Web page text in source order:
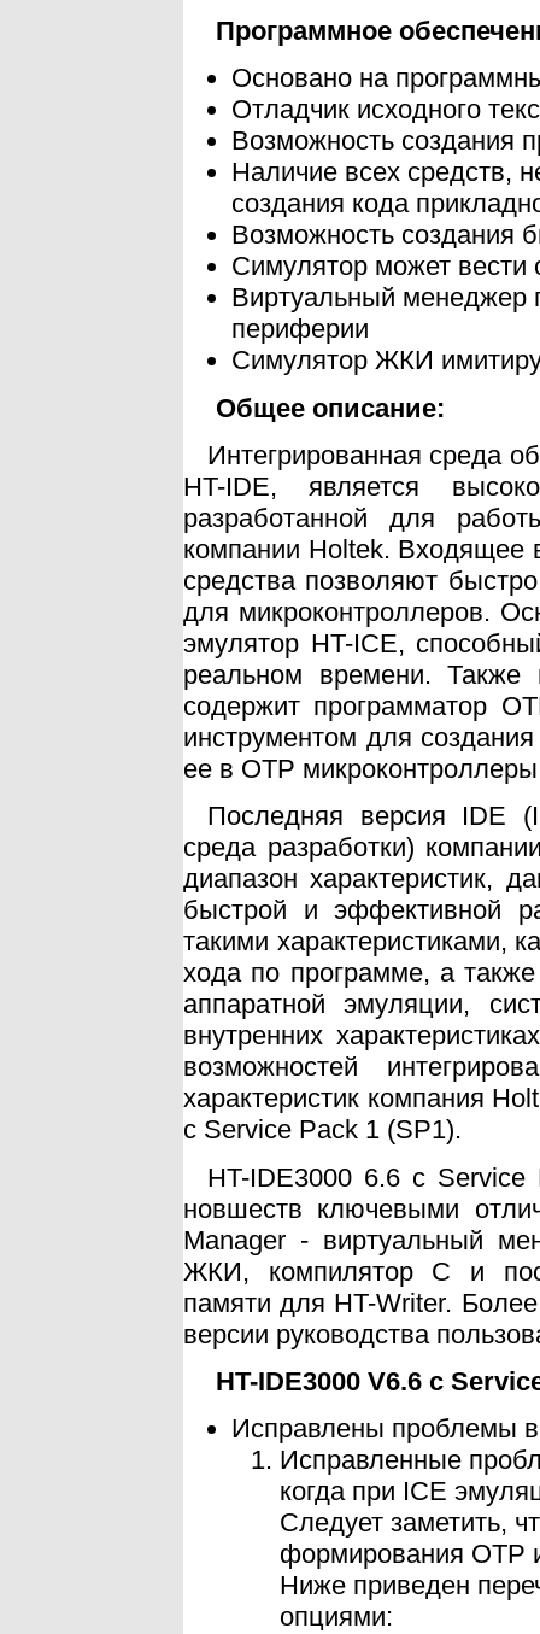
Программное
Основано на
Отладчик исходного
Возможность создания
Наличие всех средств,
создания кода
Возможность создания
Симулятор может вести
Виртуальный менеджер
периферии
Симулятор ЖКИ
Общее описание:
Интегрированная среда
HT-IDE, является
разработанной для
компании Holtek. Входящее
средства позволяют
для микроконтроллеров.
эмулятор HT-ICE,
реальном времени. Также
содержит программатор
инструментом для
ее в ОТР
Последняя версия IDE
среда разработки)
диапазон характеристик,
быстрой и эффективной
такими характеристиками,
хода по программе, а
аппаратной эмуляции,
внутренних
возможностей
характеристик компания
с Service Pack 1 (SP1).
HT-IDE3000 6.6 с
новшеств ключевыми
Manager - виртуальный
ЖКИ, компилятор C и
памяти для HT-Writer.
версии руководства
HT-IDE3000 V6.6 с
Исправлены проблемы
Исправленные
когда при ICE
Следует заметить,
формирования OTP
Ниже приведен
опциями: